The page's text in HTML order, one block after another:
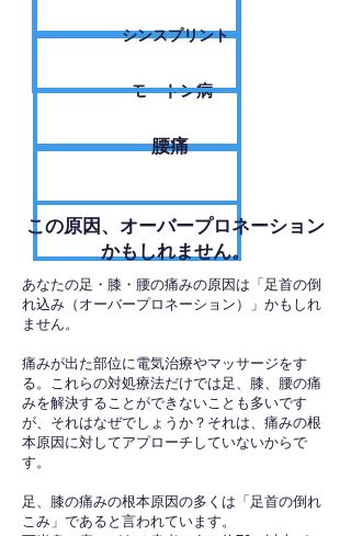
シンスプリント
モートン病
腰痛
​この原因、オーバープロネーション
かもしれません。
あなたの足・膝・腰の痛みの原因は「足首の倒
れ込み（オーバープロネーション）」かもしれ
ません。
痛みが出た部位に電気治療やマッサージをす
る。これらの対処療法だけでは足、膝、腰の痛
みを解決することができないことも多いです
が、それはなぜでしょうか？それは、痛みの根
本原因に対してアプローチしていないからで
す。
足、膝の痛みの根本原因の多くは「足首の倒れ
こみ」であると言われています。